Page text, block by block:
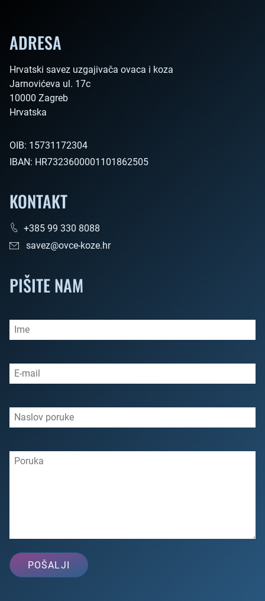
ADRESA
Hrvatski savez uzgajivača ovaca i koza
Jarnovićeva ul. 17c
10000 Zagreb
Hrvatska
OIB: 15731172304
IBAN: HR7323600001101862505
KONTAKT
+385 99 330 8088
savez@ovce-koze.hr
PIŠITE NAM